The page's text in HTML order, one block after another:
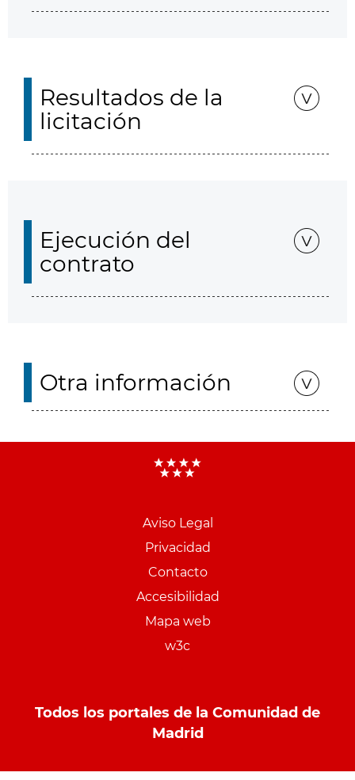
Resultados de la
licitación
Ejecución del
contrato
Otra información
Aviso Legal
Privacidad
Contacto
Accesibilidad
Mapa web
w3c
Todos los portales de la Comunidad de
Madrid